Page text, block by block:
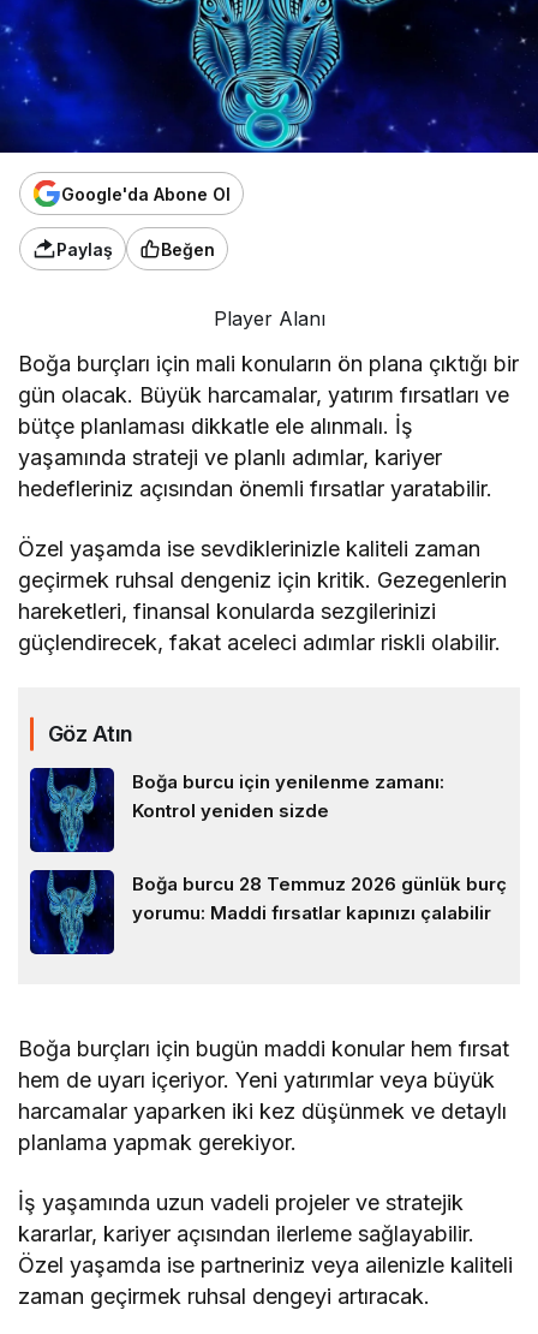
Google'da Abone Ol
Paylaş Beğen
Player Alanı
Boğa burçları için mali konuların ön plana çıktığı bir
gün olacak. Büyük harcamalar, yatırım fırsatları ve
bütçe planlaması dikkatle ele alınmalı. İş
yaşamında strateji ve planlı adımlar, kariyer
hedefleriniz açısından önemli fırsatlar yaratabilir.
Özel yaşamda ise sevdiklerinizle kaliteli zaman
geçirmek ruhsal dengeniz için kritik. Gezegenlerin
hareketleri, finansal konularda sezgilerinizi
güçlendirecek, fakat aceleci adımlar riskli olabilir.
Göz Atın
Boğa burcu için yenilenme zamanı:
Kontrol yeniden sizde
Boğa burcu 28 Temmuz 2026 günlük burç
yorumu: Maddi fırsatlar kapınızı çalabilir
Boğa burçları için bugün maddi konular hem fırsat
hem de uyarı içeriyor. Yeni yatırımlar veya büyük
harcamalar yaparken iki kez düşünmek ve detaylı
planlama yapmak gerekiyor.
İş yaşamında uzun vadeli projeler ve stratejik
kararlar, kariyer açısından ilerleme sağlayabilir.
Özel yaşamda ise partneriniz veya ailenizle kaliteli
zaman geçirmek ruhsal dengeyi artıracak.